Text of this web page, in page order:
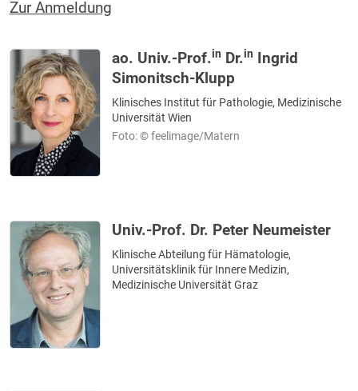
Zur Anmeldung
ao. Univ.-Prof.in Dr.in
Ingrid
Simonitsch-Klupp
Klinisches Institut für Pathologie, Medizinische
Universität Wien
Foto: © feelimage/Matern
Univ.-Prof. Dr. Peter Neumeister
Klinische Abteilung für Hämatologie,
Universitätsklinik für Innere Medizin,
Medizinische Universität Graz